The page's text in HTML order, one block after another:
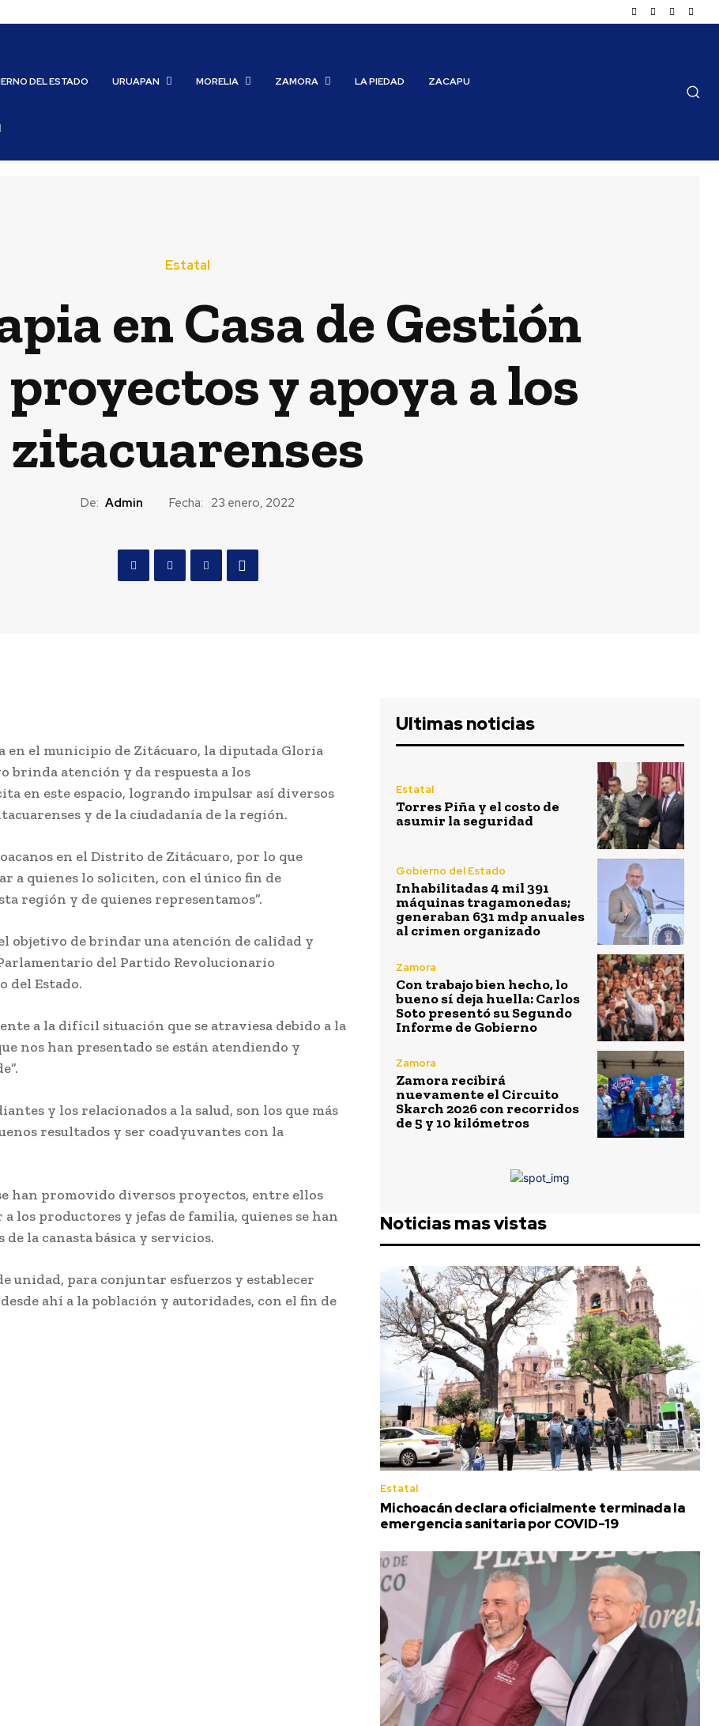
DEL ESTADO URUAPAN MORELIA ZAMORA LA PIEDAD ZACAPU
Estatal
en Casa de Gestión
y apoya a los
zitacuarenses
De: Admin Fecha: 23 enero, 2022
en el municipio de Zitácuaro, la diputada Gloria
brinda atención y da respuesta a los
en este espacio, logrando impulsar así diversos
y de la ciudadanía de la región.
en el Distrito de Zitácuaro, por lo que
a quienes lo soliciten, con el único fin de
región y de quienes representamos”.
objetivo de brindar una atención de calidad y
del Partido Revolucionario
del Estado.
a la difícil situación que se atraviesa debido a la
nos han presentado se están atendiendo y
y los relacionados a la salud, son los que más
resultados y ser coadyuvantes con la
han promovido diversos proyectos, entre ellos
los productores y jefas de familia, quienes se han
la canasta básica y servicios.
unidad, para conjuntar esfuerzos y establecer
ahí a la población y autoridades, con el fin de
Ultimas noticias
Estatal
Torres Piña y el costo de
asumir la seguridad
Gobierno del Estado
Inhabilitadas 4 mil 391
máquinas tragamonedas;
generaban 631 mdp anuales
al crimen organizado
Zamora
Con trabajo bien hecho, lo
bueno sí deja huella: Carlos
Soto presentó su Segundo
Informe de Gobierno
Zamora
Zamora recibirá
nuevamente el Circuito
Skarch 2026 con recorridos
de 5 y 10 kilómetros
Noticias mas vistas
Estatal
Michoacán declara oficialmente terminada la
emergencia sanitaria por COVID-19